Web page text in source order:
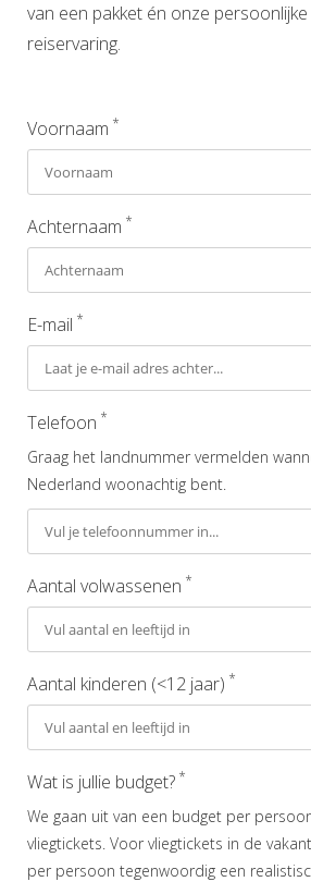
van een pakket én onze
reiservaring.
Voornaam *
Achternaam *
E-mail *
Telefoon *
Graag het landnummer vermelden
Nederland woonachtig bent.
Aantal volwassenen *
Aantal kinderen (<12 jaar) *
Wat is jullie budget? *
We gaan uit van een budget per
vliegtickets. Voor vliegtickets in de
per persoon tegenwoordig een